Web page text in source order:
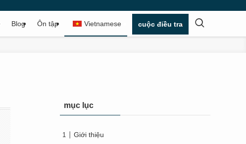
Blog Ôn tập Vietnamese cuộc điều tra
mục lục
Giới thiệu